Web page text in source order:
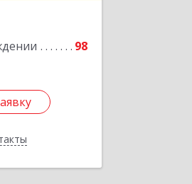
98
Подробнее